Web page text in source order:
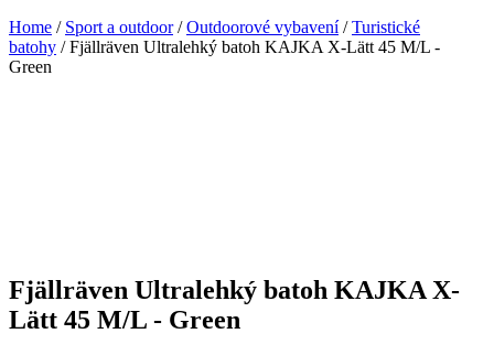
Home / Sport a outdoor/Outdoorové vybavení/Turistické
batohy / Fjällräven Ultralehký batoh KAJKA X-Lätt 45 M/L -
Green
Fjällräven Ultralehký batoh KAJKA X-
Lätt 45 M/L - Green